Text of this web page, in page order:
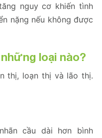
nguy cơ khiến tình
nặng nếu không được
loại nào?
thị, loạn thị và lão thị.
cầu dài hơn bình